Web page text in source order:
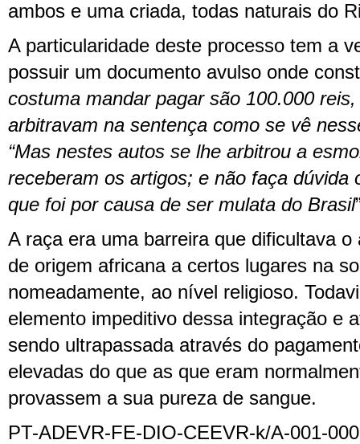
ambos e uma criada, todas naturais do
A particularidade deste processo tem a
possuir um documento avulso onde
costuma mandar pagar são 100.000
arbitravam na sentença como se vê
“Mas nestes autos se lhe arbitrou a
receberam os artigos; e não faça dúvida
que foi por causa de ser mulata do Brasil
A raça era uma barreira que dificultava
de origem africana a certos lugares na
nomeadamente, ao nível religioso.
elemento impeditivo dessa integração e
sendo ultrapassada através do
elevadas do que as que eram
provassem a sua pureza de sangue.
PT-ADEVR-FE-DIO-CEEVR-k/A-001-